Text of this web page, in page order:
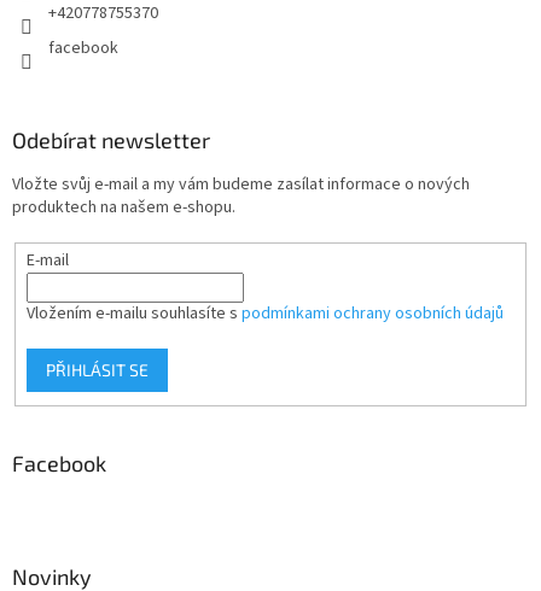
+420778755370
facebook
Odebírat newsletter
Vložte svůj e-mail a my vám budeme zasílat informace o nových
produktech na našem e-shopu.
E-mail
Vložením e-mailu souhlasíte s podmínkami ochrany osobních údajů
PŘIHLÁSIT SE
Facebook
Novinky